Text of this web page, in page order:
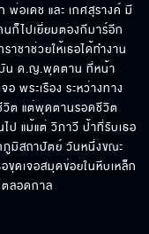
อเดช และ เกศสุรางค์ มี
ก็ไปเยี่ยมตองกีมาร์อีก
าชาช่วยให้เธอได้ทำงาน
บัน ด.ญ.พุดตาน ที่หน้า
พระเรือง ระหว่างทาง
วิต แต่พุดตานรอดชีวิต
ป แม้แต่ วิภาวี ป้าที่รับเธอ
ภูมิสถาปัตย์ วันหนึ่งขณะ
ขุดเจอสมุดข่อยในหีบเหล็ก
ลอดกาล